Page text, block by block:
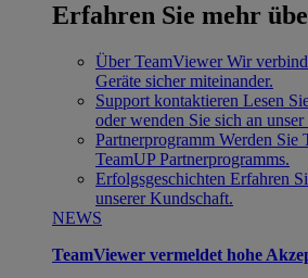
Erfahren Sie mehr
Über TeamViewer Wir
Geräte sicher miteinander.
Support kontaktieren Lesen
oder wenden Sie sich an unser
Partnerprogramm Werden Sie
TeamUP Partnerprogramms.
Erfolgsgeschichten Erfahren
unserer Kundschaft.
NEWS
TeamViewer vermeldet hohe